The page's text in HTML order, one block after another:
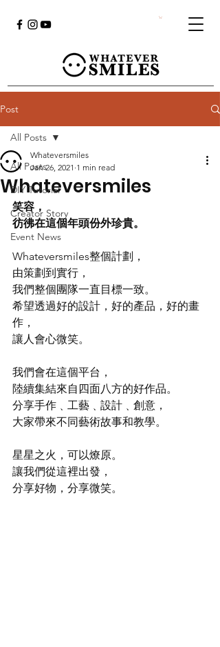
Post
All Posts
DIY Tutorial
Creator Story
Event News
All Posts
Whateversmiles
Whateversmiles
Jan 26, 2021 1 min read
笑容，
彷彿在這個年頭份外珍貴。
Whateversmiles整個計劃，
由策劃到實行，
我們整個團隊一直目標一致。
希望透過好的設計，好的產品，好的畫
作，
讓人會心微笑。
我們會在這個平台，
陸續集結來自四面八方的好作品。
分享手作﹑工藝﹑設計﹑創意，
大家帶來不同藝術故事和教學。
星星之火，可以燎原。
讓我們從這裡出發，
分享好物，分享微笑。